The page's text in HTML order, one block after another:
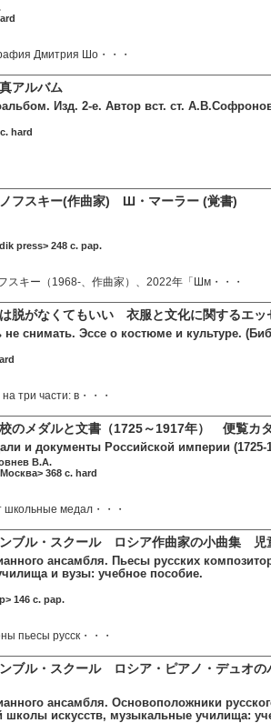
Дмитрия Шо・・・
アルバム
Изд. 2-е. Автор вст. ст.
hard
フスキー(作曲家) Ш・マーラー (覚書)
press> 248 c. pap.
スキー（1968-、作曲家）、2022年「Шм・・・
脱がなくてもいい 衣服と文化に関するエッ
снимать. Эссе о костюме и культуре.
три части: в・・・
のメダルと文書（1725～1917年） 便覧カ
и документы Российской империи (1725-
В.А.
368 c. hard
школьные медал・・・
ンブル・スクール ロシア作曲家の小曲集
ансамбля. Пьесы русских
и вузы: учебное пособие.
146 c. pap.
пьесы русск・・・
ブル・スクール ロシア・ピアノ・デュオ
ансамбля. Основоположники
школы искусств, музыкальные училища: